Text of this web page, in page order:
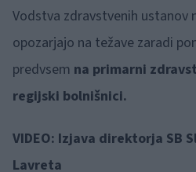
Vodstva zdravstvenih ustanov
opozarjajo na težave zaradi
predvsem na primarni
regijski bolnišnici.
VIDEO: Izjava direktorja SB
Lavreta